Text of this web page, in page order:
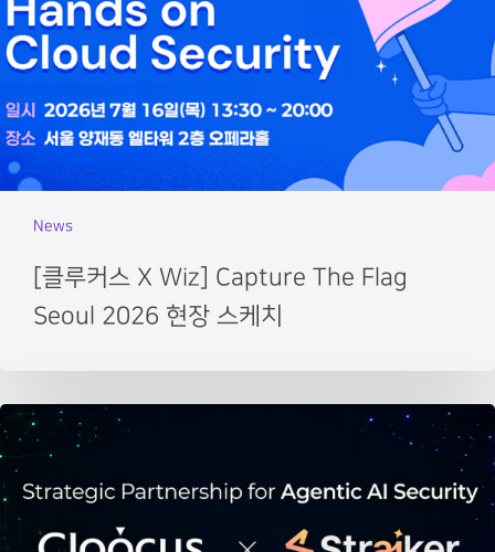
News
[클루커스 X Wiz] Capture The Flag
Seoul 2026 현장 스케치